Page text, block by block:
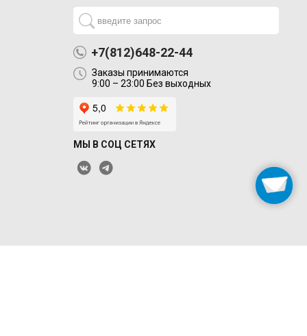
+7(812)648-22-44
Заказы принимаются
9:00 – 23:00 Без выходных
МЫ В СОЦ СЕТЯХ